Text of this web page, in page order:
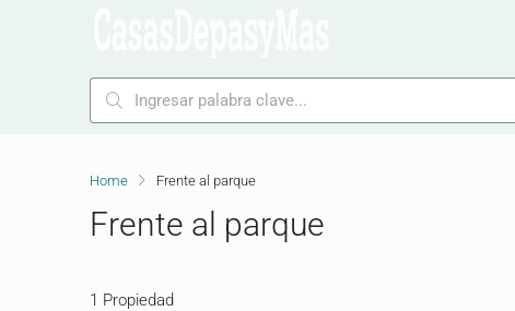
Home Frente al parque
Frente al parque
1 Propiedad